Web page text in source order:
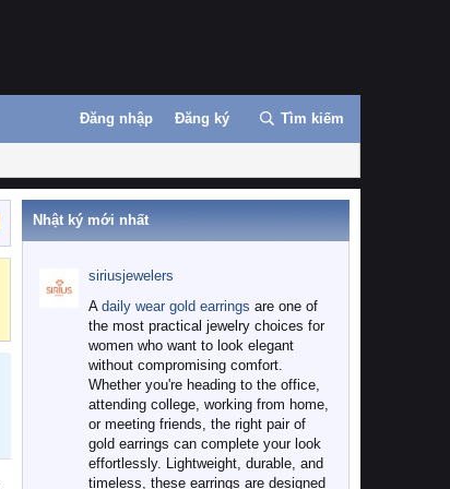
Đăng nhập Đăng ký Tìm kiếm
Nhật ký mới nhất
siriusjewelers
A daily wear gold earrings are one of
the most practical jewelry choices for
women who want to look elegant
without compromising comfort.
Whether you're heading to the office,
attending college, working from home,
or meeting friends, the right pair of
gold earrings can complete your look
effortlessly. Lightweight, durable, and
timeless, these earrings are designed